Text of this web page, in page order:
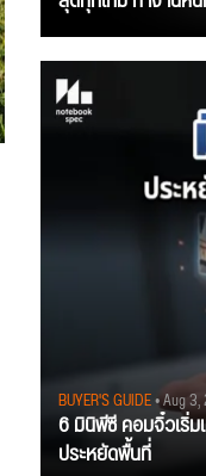
BUYER'S GUIDE• Aug
6 มินิพีซี คอมจิ๋วเริ่
ประหยัดพื้นที่